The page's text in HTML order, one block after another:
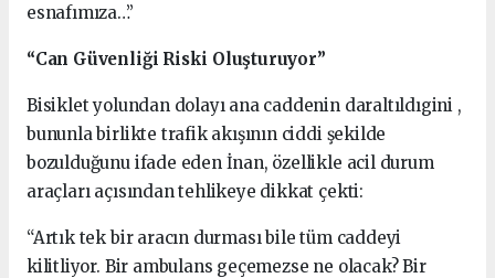
esnafımıza…”
“Can Güvenliği Riski Oluşturuyor”
Bisiklet yolundan dolayı ana caddenin daraltıldıgini ,
bununla birlikte trafik akışının ciddi şekilde
bozulduğunu ifade eden İnan, özellikle acil durum
araçları açısından tehlikeye dikkat çekti:
“Artık tek bir aracın durması bile tüm caddeyi
kilitliyor. Bir ambulans geçemezse ne olacak? Bir